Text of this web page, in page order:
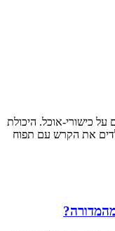
על כישורי-אוכל. היכולת
את הקרש עם תפוח